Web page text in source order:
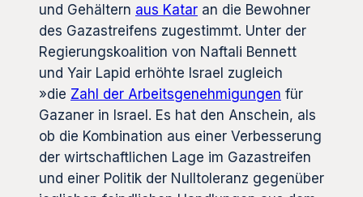
und Gehältern aus Katar an die Bewohner
des Gazastreifens zugestimmt. Unter der
Regierungskoalition von Naftali Bennett
und Yair Lapid erhöhte Israel zugleich
»die Zahl der Arbeitsgenehmigungen für
Gazaner in Israel. Es hat den Anschein, als
ob die Kombination aus einer Verbesserung
der wirtschaftlichen Lage im Gazastreifen
und einer Politik der Nulltoleranz gegenüber